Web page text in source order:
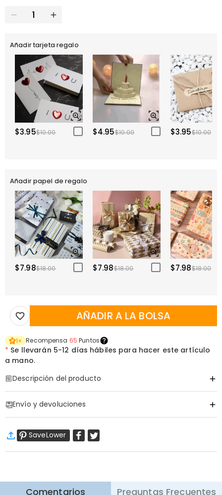
Añadir tarjeta regalo
$3.95$10.00 $4.95$10.00 $3.95$10.00
Añadir papel de regalo
$7.98$18.00 $7.98$18.00 $7.98$18.00
AÑADIR A LA BOLSA
1× Recompensa 65 Puntos
* Se llevarán 5-12 días hábiles para hacer este artículo
a mano.
Descripción del producto
Información básica
Tela:Algodón puro, Poliéster
Versión:Convencional
Envío y devoluciones
Envío Estándar:9-18
Días Laborables
Saber más
SaveLower
Comentarios Preguntas Frecuentes